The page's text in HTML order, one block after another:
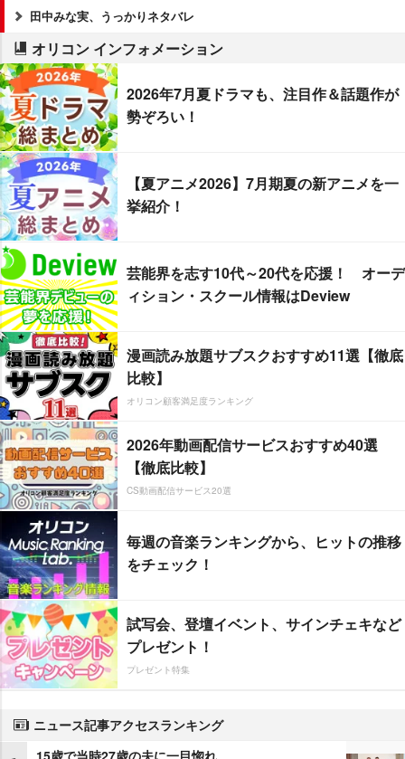
田中みな実、うっかりネタバレ
オリコン インフォメーション
2026年7月夏ドラマも、注目作＆話題作が
勢ぞろい！
【夏アニメ2026】7月期夏の新アニメを一
挙紹介！
芸能界を志す10代～20代を応援！ オーデ
ィション・スクール情報はDeview
漫画読み放題サブスクおすすめ11選【徹底
比較】
オリコン顧客満足度ランキング
2026年動画配信サービスおすすめ40選
【徹底比較】
CS動画配信サービス20選
毎週の音楽ランキングから、ヒットの推移
をチェック！
試写会、登壇イベント、サインチェキなど
プレゼント！
プレゼント特集
ニュース記事アクセスランキング
15歳で当時27歳の夫に一目惚れ